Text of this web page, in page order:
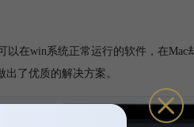
在win系统正常运行的软件，在
了优质的解决方案。